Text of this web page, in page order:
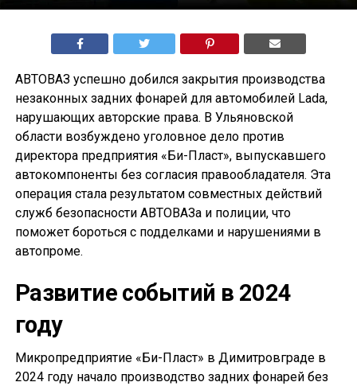
АВТОВАЗ успешно добился закрытия производства
незаконных задних фонарей для автомобилей Lada,
нарушающих авторские права. В Ульяновской
области возбуждено уголовное дело против
директора предприятия «Би-Пласт», выпускавшего
автокомпоненты без согласия правообладателя. Эта
операция стала результатом совместных действий
служб безопасности АВТОВАЗа и полиции, что
поможет бороться с подделками и нарушениями в
автопроме.
Развитие событий в 2024
году
Микропредприятие «Би-Пласт» в Димитровграде в
2024 году начало производство задних фонарей без